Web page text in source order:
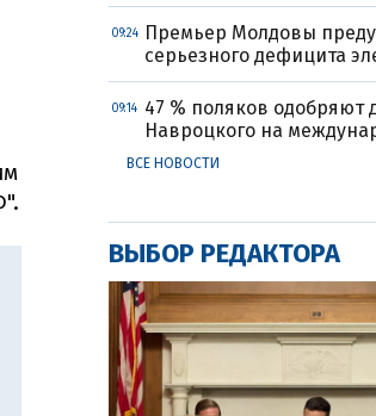
09:24
Премьер Молдовы
серьезного дефицита
09:14
47 % поляков одобряют
Навроцкого на
ВСЕ НОВОСТИ
ВЫБОР РЕДАКТОРА